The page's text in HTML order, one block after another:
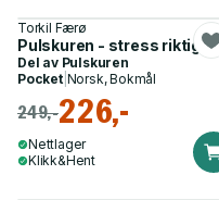
Torkil Færø
Pulskuren - stress riktig,
Del av Pulskuren
Pocket| Norsk, Bokmål
249,-226,-
Nettlager
Klikk&Hent